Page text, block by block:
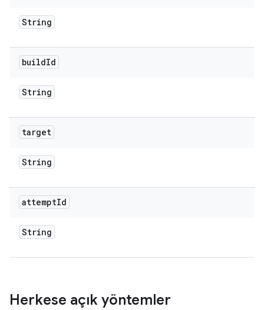
String
buildId
String
target
String
attemptId
String
Herkese açık yöntemler